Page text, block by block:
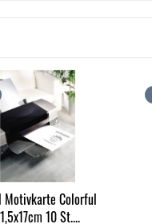
Motivkarte Colorful
10 St....